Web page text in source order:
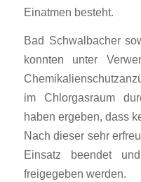
Einatmen besteht.
Bad Schwalbacher
konnten unter
im Chlorgasraum
haben ergeben, dass
Nach dieser sehr
Einsatz beendet
freigegeben werden.